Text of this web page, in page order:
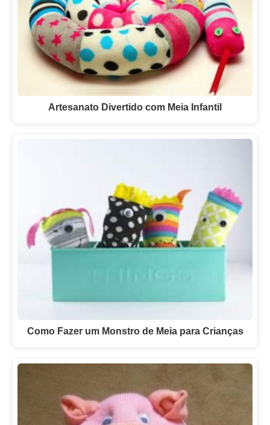
Artesanato Divertido com Meia Infantil
Como Fazer um Monstro de Meia para Crianças